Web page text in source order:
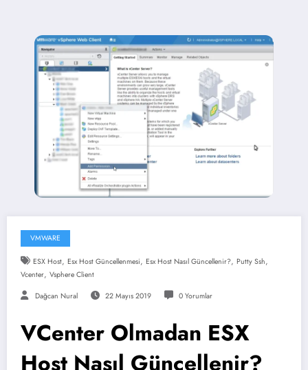
VMWARE
ESX Host, Esx Host Güncellenmesi, Esx Host Nasıl Güncellenir?, Putty Ssh,
Vcenter, Vsphere Client
Dağcan Nural 22 Mayıs 2019 0 Yorumlar
VCenter Olmadan ESX
Host Nasıl Güncellenir?